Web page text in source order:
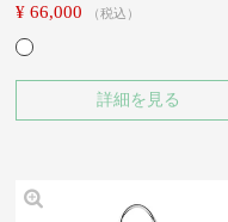
¥ 66,000 税込
詳細を見る